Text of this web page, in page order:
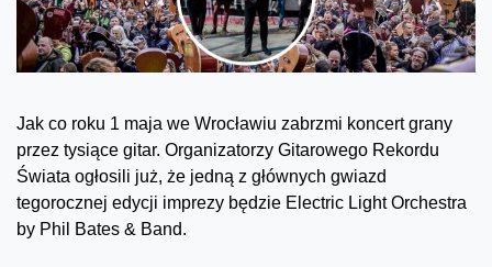
Jak co roku 1 maja we Wrocławiu zabrzmi koncert grany
przez tysiące gitar. Organizatorzy Gitarowego Rekordu
Świata ogłosili już, że jedną z głównych gwiazd
tegorocznej edycji imprezy będzie Electric Light Orchestra
by Phil Bates & Band.